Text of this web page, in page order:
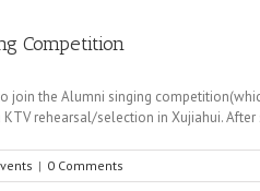
Competition
join the Alumni singing
rehearsal/selection in Xujiahui.
| 0 Comments